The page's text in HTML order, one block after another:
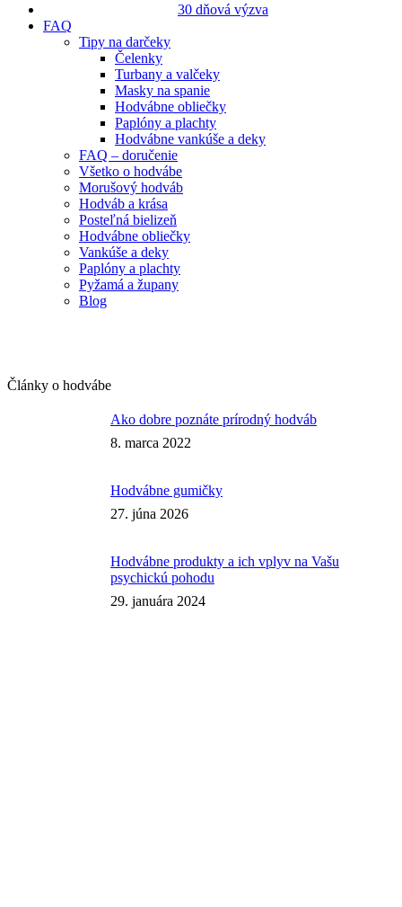
30 dňová výzva
FAQ
Tipy na darčeky
Čelenky
Turbany a valčeky
Masky na spanie
Hodvábne obliečky
Paplóny a plachty
Hodvábne vankúše a deky
FAQ – doručenie
Všetko o hodvábe
Morušový hodváb
Hodváb a krása
Posteľná bielizeň
Hodvábne obliečky
Vankúše a deky
Paplóny a plachty
Pyžamá a župany
Blog
Články o hodvábe
Ako dobre poznáte prírodný hodváb
8. marca 2022
Hodvábne gumičky
27. júna 2026
Hodvábne produkty a ich vplyv na Vašu
psychickú pohodu
29. januára 2024